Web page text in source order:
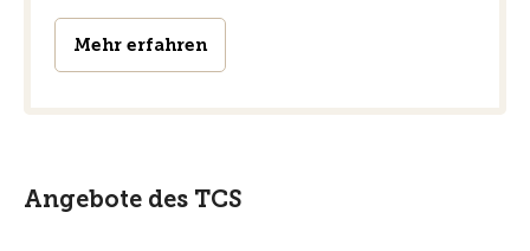
Mehr erfahren
Angebote des TCS